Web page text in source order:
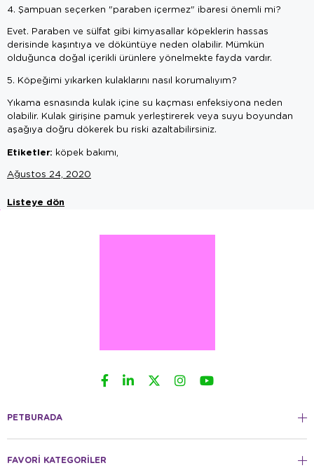
4. Şampuan seçerken "paraben içermez" ibaresi önemli mi?
Evet. Paraben ve sülfat gibi kimyasallar köpeklerin hassas
derisinde kaşıntıya ve döküntüye neden olabilir. Mümkün
olduğunca doğal içerikli ürünlere yönelmekte fayda vardır.
5. Köpeğimi yıkarken kulaklarını nasıl korumalıyım?
Yıkama esnasında kulak içine su kaçması enfeksiyona neden
olabilir. Kulak girişine pamuk yerleştirerek veya suyu boyundan
aşağıya doğru dökerek bu riski azaltabilirsiniz.
Etiketler: köpek bakımı,
Ağustos 24, 2020
Listeye dön
PETBURADA
FAVORİ KATEGORİLER